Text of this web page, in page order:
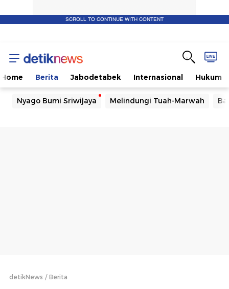
SCROLL TO CONTINUE WITH CONTENT
Home Berita Jabodetabek Internasional Hukum
Nyago Bumi Sriwijaya Melindungi Tuah-Marwah
detikNews Berita